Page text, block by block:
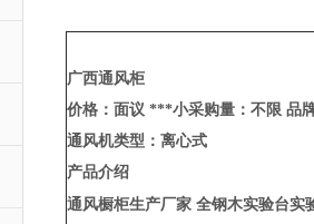
广西通风柜
价格：面议 ***小采购量：不限 品
通风机类型：离心式
产品介绍
通风橱柜生产厂家 全钢木实验台实